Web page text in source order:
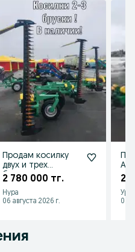
Продам косилку
двух и трех
брусную
2 780 000 тг.
Нура
06 августа 2026 г.
2
06